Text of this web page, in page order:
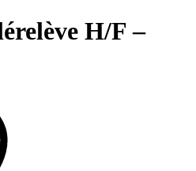
H/F –